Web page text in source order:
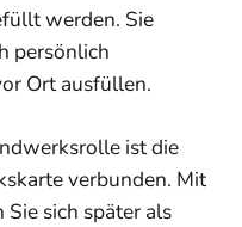
werden. Sie
persönlich
Ort ausfüllen.
ist die
verbunden. Mit
sich später als